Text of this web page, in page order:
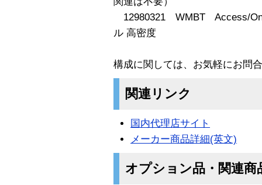
12980321 WMBT Access/
ル 高密度
構成に関しては、お気軽にお問
関連リンク
国内代理店サイト
メーカー商品詳細(英文)
オプション品・関連商